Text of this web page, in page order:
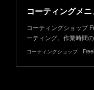
コーティングメ
コーティングショップ
ーティング。作業時間
コーティングショップ